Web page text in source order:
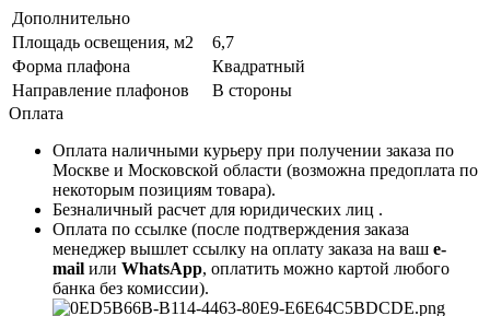
Дополнительно
Площадь освещения, м2
6,7
Форма плафона
Квадратный
Направление плафонов
В стороны
Оплата
Оплата наличными курьеру при получении заказа по
Москве и Московской области (возможна предоплата по
некоторым позициям товара).
Безналичный расчет для юридических лиц .
Оплата по ссылке (после подтверждения заказа
менеджер вышлет ссылку на оплату заказа на ваш e-
mail или WhatsApp, оплатить можно картой любого
банка без комиссии).